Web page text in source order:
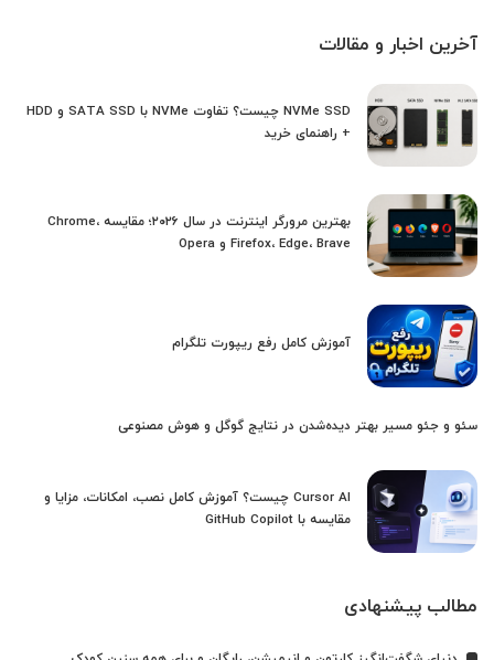
آخرین اخبار و مقالات
NVMe SSD چیست؟ تفاوت NVMe با SATA SSD و HDD
+ راهنمای خرید
بهترین مرورگر اینترنت در سال ۲۰۲۶؛ مقایسه Chrome،
Firefox، Edge، Brave و Opera
آموزش کامل رفع ریپورت تلگرام
سئو و جئو مسیر بهتر دیده‌شدن در نتایج گوگل و هوش مصنوعی
Cursor AI چیست؟ آموزش کامل نصب، امکانات، مزایا و
مقایسه با GitHub Copilot
مطالب پیشنهادی